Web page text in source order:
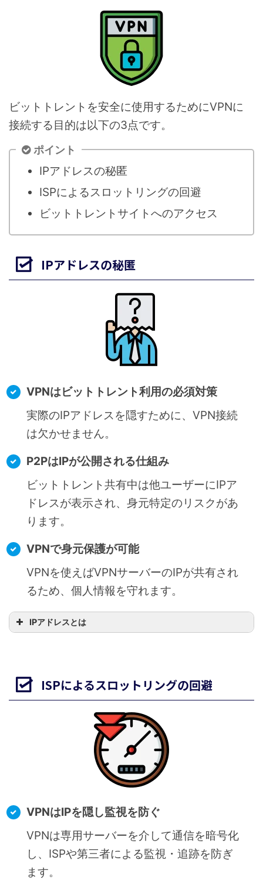
ビットトレントを安全に使用するためにVPNに
接続する目的は以下の3点です。
ポイント
IPアドレスの秘匿
ISPによるスロットリングの回避
ビットトレントサイトへのアクセス
IPアドレスの秘匿
VPNはビットトレント利用の必須対策
実際のIPアドレスを隠すために、VPN接続
は欠かせません。
P2PはIPが公開される仕組み
ビットトレント共有中は他ユーザーにIPア
ドレスが表示され、身元特定のリスクがあ
ります。
VPNで身元保護が可能
VPNを使えばVPNサーバーのIPが共有され
るため、個人情報を守れます。
IPアドレスとは
がります。
ビットトレント利用中はファイル共有
者全員にIPアドレスが公開される
悪意のあるユーザーやハッカーにより
身元特定やなりすまし等の被害に遭うリ
VPNを使うことで実際のIPアドレスを秘
匿することができるため、ビットトレン
ト利用にはVPNが必須になります。
ISPによるスロットリングの回避
VPNはIPを隠し監視を防ぐ
VPNは専用サーバーを介して通信を暗号化
し、ISPや第三者による監視・追跡を防ぎ
ます。